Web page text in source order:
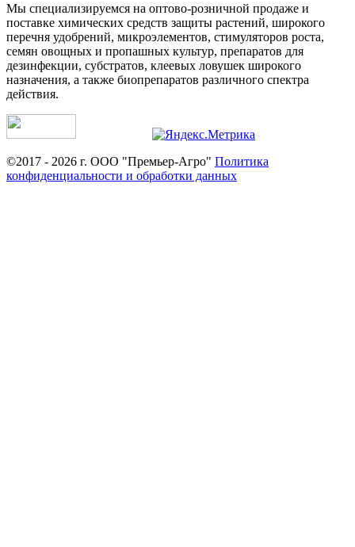
Мы специализируемся на оптово-розничной продаже и
поставке химических средств защиты растений, широкого
перечня удобрений, микроэлементов, стимуляторов роста,
семян овощных и пропашных культур, препаратов для
дезинфекции, субстратов, клеевых ловушек широкого
назначения, а также биопрепаратов различного спектра
действия.
©2017 - 2026 г. ООО "Премьер-Агро" Политика
конфиденциальности и обработки данных